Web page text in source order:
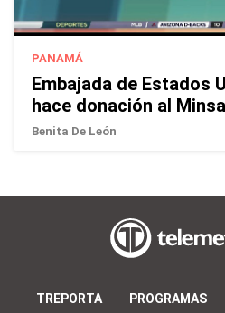
PANAMÁ
Embajada de Estados
hace donación al
Benita De León
TREPORTA PROGRAMAS